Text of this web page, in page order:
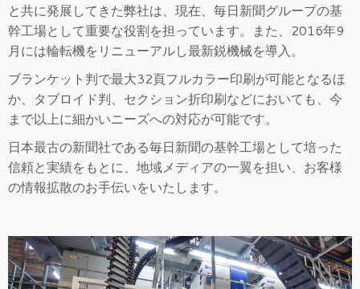
と共に発展してきた弊社は、現在、毎日新聞グループの基
幹工場として重要な役割を担っています。また、2016年9
月には輪転機をリニューアルし最新鋭機械を導入。
ブランケット判で最大32頁フルカラー印刷が可能となるほ
か、タブロイド判、セクション折印刷などにおいても、今
まで以上に細かいニーズへの対応が可能です。
日本最古の新聞社である毎日新聞の基幹工場として培った
信頼と実績をもとに、地域メディアの一翼を担い、お客様
の情報拡散のお手伝いをいたします。